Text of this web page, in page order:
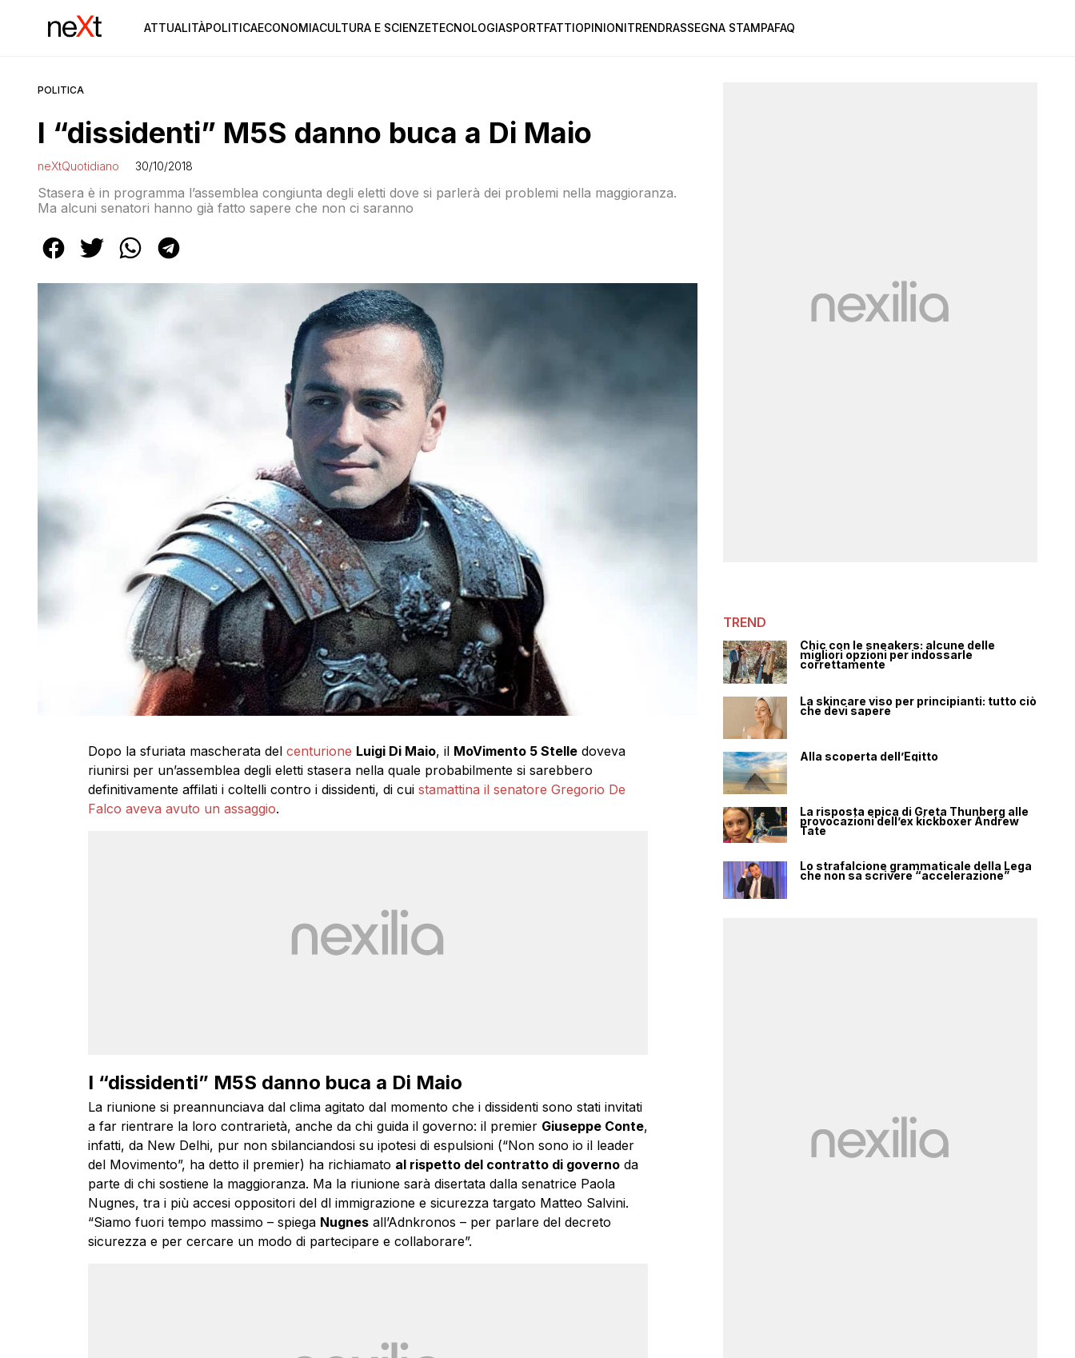
ATTUALITÀPOLITICAECONOMIACULTURA E SCIENZETECNOLOGIASPORTFATTIOPINIONITRENDRASSEGNA STAMPAFAQ
POLITICA
I “dissidenti” M5S danno buca a Di Maio
neXtQuotidiano 30/10/2018
Stasera è in programma l’assemblea congiunta degli eletti dove si parlerà dei problemi nella maggioranza.
Ma alcuni senatori hanno già fatto sapere che non ci saranno
Dopo la sfuriata mascherata del centurione Luigi Di Maio, il MoVimento 5 Stelledoveva
riunirsi per un’assemblea degli eletti stasera nella quale probabilmente si sarebbero
definitivamente affilati i coltelli contro i dissidenti, di cui stamattina il senatore Gregorio De
Falco aveva avuto un assaggio.
I “dissidenti” M5S danno buca a Di Maio
La riunione si preannunciava dal clima agitato dal momento che i dissidenti sono stati invitati
a far rientrare la loro contrarietà, anche da chi guida il governo: il premier Giuseppe Conte,
infatti, da New Delhi, pur non sbilanciandosi su ipotesi di espulsioni (“Non sono io il leader
del Movimento”, ha detto il premier) ha richiamato al rispetto del contratto di governoda
parte di chi sostiene la maggioranza. Ma la riunione sarà disertata dalla senatrice Paola
Nugnes, tra i più accesi oppositori del dl immigrazione e sicurezza targato Matteo Salvini.
“Siamo fuori tempo massimo – spiega Nugnesall’Adnkronos – per parlare del decreto
sicurezza e per cercare un modo di partecipare e collaborare”.
TREND
Chic con le sneakers: alcune delle
migliori opzioni per indossarle
correttamente
La skincare viso per principianti: tutto ciò
che devi sapere
Alla scoperta dell’Egitto
La risposta epica di Greta Thunberg alle
provocazioni dell’ex kickboxer Andrew
Tate
Lo strafalcione grammaticale della Lega
che non sa scrivere “accelerazione”